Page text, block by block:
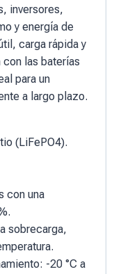
inversores,
y energía de
carga rápida y
las baterías
para un
a largo plazo.
(LiFePO4).
con una
sobrecarga,
-20 °C a